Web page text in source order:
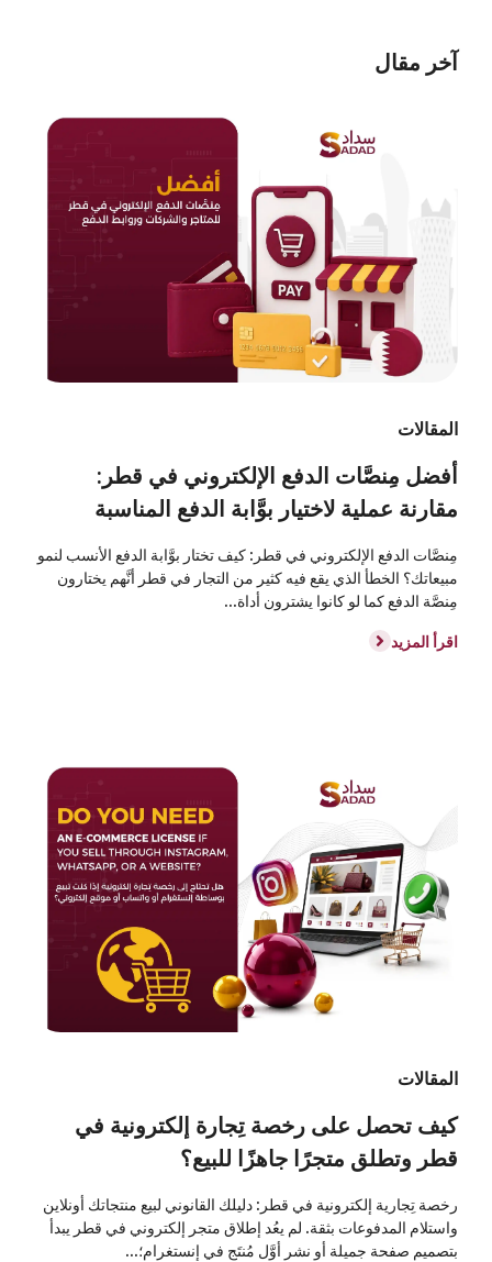
آخر مقال
المقالات
أفضل مِنصَّات الدفع الإلكتروني في قطر:
مقارنة عملية لاختيار بوَّابة الدفع المناسبة
مِنصَّات الدفع الإلكتروني في قطر: كيف تختار بوَّابة الدفع الأنسب لنمو
مبيعاتك؟ الخطأ الذي يقع فيه كثير من التجار في قطر أنَّهم يختارون
مِنصَّة الدفع كما لو كانوا يشترون أداة...
اقرأ المزيد
المقالات
كيف تحصل على رخصة تِجارة إلكترونية في
قطر وتطلق متجرًا جاهزًا للبيع؟
رخصة تِجارية إلكترونية في قطر: دليلك القانوني لبيع منتجاتك أونلاين
واستلام المدفوعات بثقة. لم يعُد إطلاق متجر إلكتروني في قطر يبدأ
بتصميم صفحة جميلة أو نشر أوَّل مُنتَج في إنستغرام؛...